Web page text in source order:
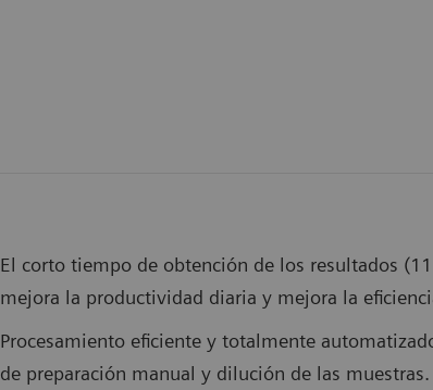
El corto tiempo de obtención de los resultados
mejora la productividad diaria y mejora la
Procesamiento eficiente y totalmente
de preparación manual y dilución de las muestras.